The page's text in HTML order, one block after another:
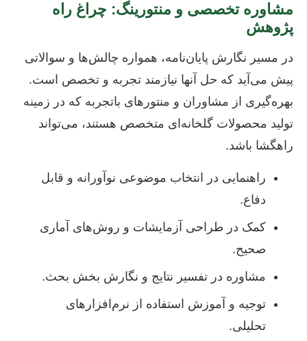
مشاوره تخصصی و منتورینگ: چراغ راه
پژوهش
در مسیر نگارش پایان‌نامه، همواره چالش‌ها و سوالاتی
پیش می‌آید که حل آنها نیازمند تجربه و تخصص است.
بهره‌گیری از مشاوران و منتورهای باتجربه که در زمینه
تولید محصولات گلخانه‌ای متخصص هستند، می‌تواند
راهگشا باشد.
راهنمایی در انتخاب موضوعی نوآورانه و قابل
دفاع.
کمک در طراحی آزمایشات و روش‌های آماری
صحیح.
مشاوره در تفسیر نتایج و نگارش بخش بحث.
توجیه و آموزش استفاده از نرم‌افزارهای
تحلیلی.